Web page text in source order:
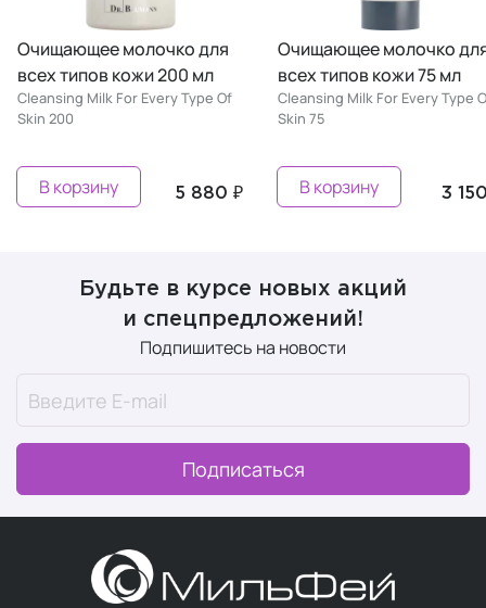
Очищающее молочко для
всех типов кожи 200 мл
Cleansing Milk For Every Type Of
Skin 200
5 880 ₽
В корзину
Очищающее молочко
всех типов кожи 75 мл
Cleansing Milk For Every Type
Skin 75
3
В корзину
Будьте в курсе новых акций
и спецпредложений!
Подпишитесь на новости
Подписаться